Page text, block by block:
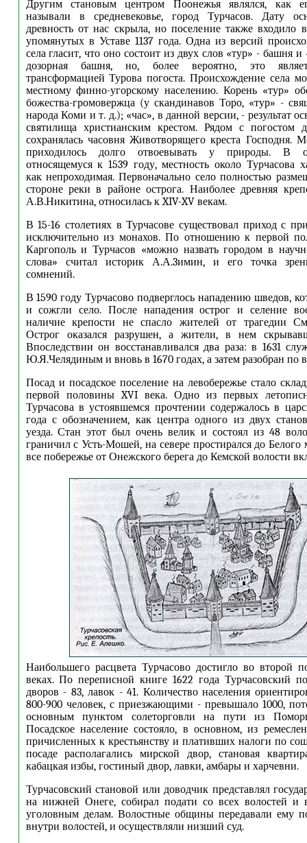
Другим становым центром Поонежья являлся, как
называли в средневековье, город Турчасов. Дату
древность от нас скрыла, но поселение также входило
упомянутых в Уставе 1137 года. Одна из версий
села гласит, что оно состоит из двух слов «тур» - башня
дозорная башня, но, более вероятно, это
трансформацией Турова погоста. Происхождение села
местному финно-угорскому населению. Корень «тур»
божества-громовержца (у скандинавов Торо, «тур» -
народа Коми и т. д.); «час», в данной версии, - результат
святилища христианским крестом. Рядом с погостом
сохранялась часовня Животворящего креста Господня.
приходилось долго отвоевывать у природы. В
относящемуся к 1539 году, местность около Турчасова
как непроходимая. Первоначально село полностью
стороне реки в районе острога. Наиболее древняя
А.В.Никитина, относилась к XIV-XV векам.
В 15-16 столетиях в Турчасове существовал приход с
исключительно из монахов. По отношению к первой
Каргополь и Турчасов «можно назвать городом в
слова» считал историк А.А.3имин, и его точка
сомнений.
В 1590 году Турчасово подверглось нападению шведов,
и сожгли село. После нападения острог и селение
наличие крепости не спасло жителей от трагедии
Острог оказался разрушен, а жители, в нем
Впоследствии он восстанавливался два раза: в 1631
Ю.Я.Челядиным и вновь в 1670 годах, а затем разобран по
Посад и посадское поселение на левобережье стало
первой половины XVI века. Одно из первых
Турчасова в устоявшемся прочтении содержалось в
года с обозначением, как центра одного из двух
уезда. Стан этот был очень велик и состоял из 48
граничил с Усть-Мошей, на севере простирался до Белого
все побережье от Онежского берега до Кемской волости
Наибольшего расцвета Турчасово достигло во второй
веках. По переписной книге 1622 года Турчасовский
дворов - 83, лавок - 41. Количество населения
800-900 человек, с приезжающими - превышало 1000,
основным пунктом солеторговли на пути из
Посадское население состояло, в основном, из
причисленных к крестьянству и плативших налоги по
посаде располагались мирской двор, становая
кабацкая избы, гостиный двор, лавки, амбары и харчевни.
Турчасовский становой или доводчик представлял
на нижней Онеге, собирал подати со всех волостей и
уголовным делам. Волостные общины передавали ему
внутри волостей, и осуществляли низший суд.